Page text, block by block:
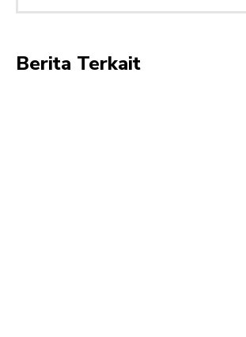
Berita Terkait